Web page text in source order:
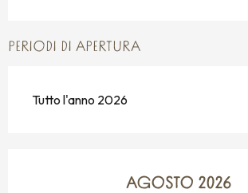
PERIODI DI APERTURA
Tutto l'anno 2026
AGOSTO 2026